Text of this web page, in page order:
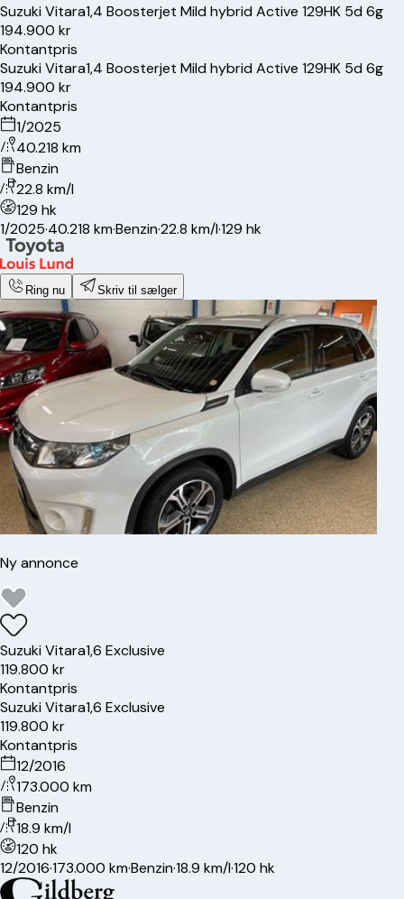
SuzukiVitara1,4 Boosterjet Mild hybrid Active 129HK 5d 6g
194.900 kr
Kontantpris
SuzukiVitara1,4 Boosterjet Mild hybrid Active 129HK 5d 6g
194.900 kr
Kontantpris
1/2025
40.218 km
Benzin
22.8 km/l
129 hk
1/2025·40.218 km·Benzin·22.8 km/l·129 hk
Ring nu Skriv til sælger
Ny annonce
SuzukiVitara1,6 Exclusive
119.800 kr
Kontantpris
SuzukiVitara1,6 Exclusive
119.800 kr
Kontantpris
12/2016
173.000 km
Benzin
18.9 km/l
120 hk
12/2016·173.000 km·Benzin·18.9 km/l·120 hk